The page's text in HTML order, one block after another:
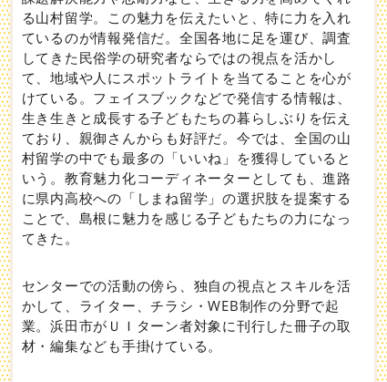
る山村留学。この魅力を伝えたいと、特に力を入れ
ているのが情報発信だ。全国各地に足を運び、調査
してきた民俗学の研究者ならではの視点を活かし
て、地域や人にスポットライトを当てることを心が
けている。フェイスブックなどで発信する情報は、
生き生きと成長する子どもたちの暮らしぶりを伝え
ており、親御さんからも好評だ。今では、全国の山
村留学の中でも最多の「いいね」を獲得していると
いう。教育魅力化コーディネーターとしても、進路
に県内高校への「しまね留学」の選択肢を提案する
ことで、島根に魅力を感じる子どもたちの力になっ
てきた。
センターでの活動の傍ら、独自の視点とスキルを活
かして、ライター、チラシ・WEB制作の分野で起
業。浜田市がＵＩターン者対象に刊行した冊子の取
材・編集なども手掛けている。